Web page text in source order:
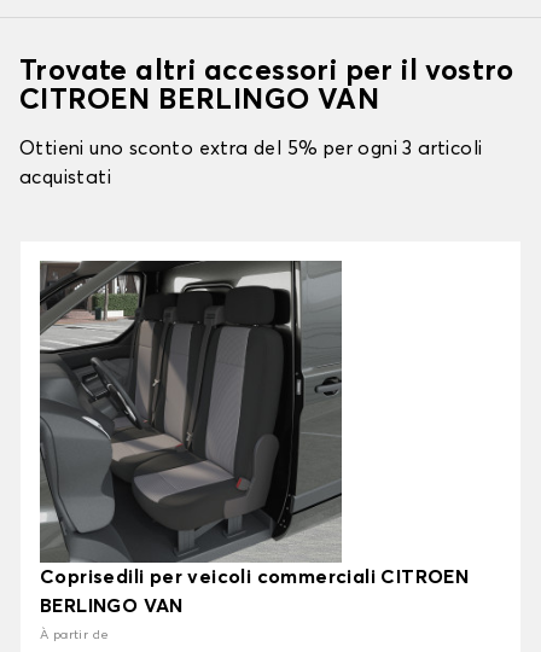
Trovate altri accessori per il vostro
CITROEN BERLINGO VAN
Ottieni uno sconto extra del 5% per ogni 3 articoli
acquistati
Coprisedili per veicoli commerciali CITROEN
BERLINGO VAN
À partir de